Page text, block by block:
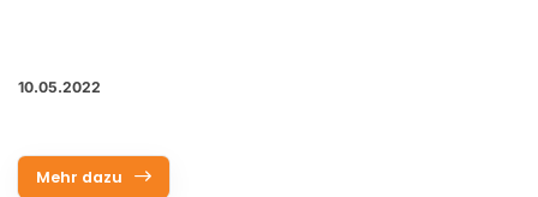
10.05.2022
Mehr dazu